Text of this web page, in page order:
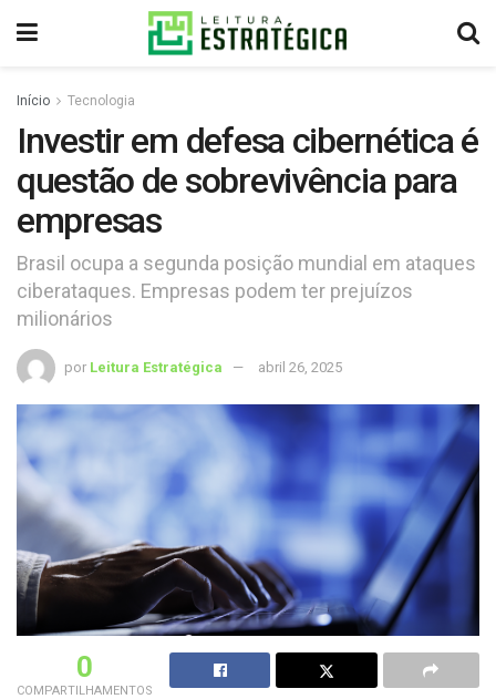
Início Tecnologia
Investir em defesa cibernética é
questão de sobrevivência para
empresas
Brasil ocupa a segunda posição mundial em ataques
ciberataques. Empresas podem ter prejuízos
milionários
por Leitura Estratégica abril 26, 2025
0
COMPARTILHAMENTOS